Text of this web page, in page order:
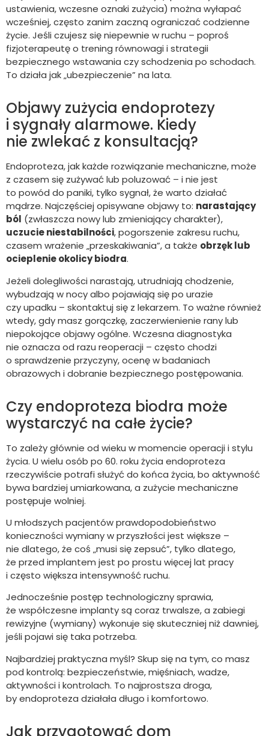
ustawienia, wczesne oznaki zużycia) można wyłapać
wcześniej, często zanim zaczną ograniczać codzienne
życie. Jeśli czujesz się niepewnie w ruchu – poproś
fizjoterapeutę o trening równowagi i strategii
bezpiecznego wstawania czy schodzenia po schodach.
To działa jak „ubezpieczenie” na lata.
Objawy zużycia endoprotezy
i sygnały alarmowe. Kiedy
nie zwlekać z konsultacją?
Endoproteza, jak każde rozwiązanie mechaniczne, może
z czasem się zużywać lub poluzować – i nie jest
to powód do paniki, tylko sygnał, że warto działać
mądrze. Najczęściej opisywane objawy to: narastający
ból (zwłaszcza nowy lub zmieniający charakter),
uczucie niestabilności, pogorszenie zakresu ruchu,
czasem wrażenie „przeskakiwania”, a także obrzęk lub
ocieplenie okolicy biodra.
Jeżeli dolegliwości narastają, utrudniają chodzenie,
wybudzają w nocy albo pojawiają się po urazie
czy upadku – skontaktuj się z lekarzem. To ważne również
wtedy, gdy masz gorączkę, zaczerwienienie rany lub
niepokojące objawy ogólne. Wczesna diagnostyka
nie oznacza od razu reoperacji – często chodzi
o sprawdzenie przyczyny, ocenę w badaniach
obrazowych i dobranie bezpiecznego postępowania.
Czy endoproteza biodra może
wystarczyć na całe życie?
To zależy głównie od wieku w momencie operacji i stylu
życia. U wielu osób po 60. roku życia endoproteza
rzeczywiście potrafi służyć do końca życia, bo aktywność
bywa bardziej umiarkowana, a zużycie mechaniczne
postępuje wolniej.
U młodszych pacjentów prawdopodobieństwo
konieczności wymiany w przyszłości jest większe –
nie dlatego, że coś „musi się zepsuć”, tylko dlatego,
że przed implantem jest po prostu więcej lat pracy
i często większa intensywność ruchu.
Jednocześnie postęp technologiczny sprawia,
że współczesne implanty są coraz trwalsze, a zabiegi
rewizyjne (wymiany) wykonuje się skuteczniej niż dawniej,
jeśli pojawi się taka potrzeba.
Najbardziej praktyczna myśl? Skup się na tym, co masz
pod kontrolą: bezpieczeństwie, mięśniach, wadze,
aktywności i kontrolach. To najprostsza droga,
by endoproteza działała długo i komfortowo.
Jak przygotować dom